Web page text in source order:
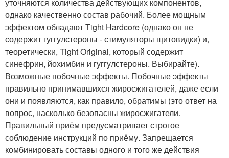
однако качественно состав рабочий. Более мощным
эффектом обладают Tight Hardcore (однако он не
содержит гуггулстероны - стимуляторы щитовидки) и,
теоретически, Tight Original, который содержит
синефрин, йохимбин и гуггулстероны. Выбирайте).
Возможные побочные эффекты. Побочные эффекты
правильно принимавшихся жиросжигателей, даже если
они и появляются, как правило, обратимы (это ответ на
вопрос, насколько безопасны жиросжигатели.
Правильный приём предусматривает строгое
соблюдение инструкций по приёму. Запрещается
комбинировать составы одного и того же действия